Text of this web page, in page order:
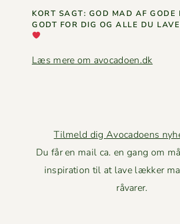
KORT SAGT: GOD MAD AF GODE
GODT FOR DIG OG ALLE DU
Læs mere om avocadoen.dk
Tilmeld dig Avocadoens
Du får en mail ca. en gang om
inspiration til at lave lækker
råvarer.